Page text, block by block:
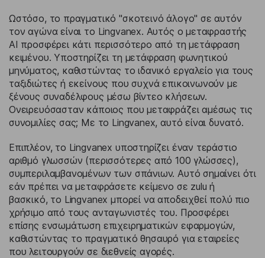
Ωστόσο, το πραγματικό "σκοτεινό άλογο" σε αυτόν
τον αγώνα είναι το Lingvanex. Αυτός ο μεταφραστής
AI προσφέρει κάτι περισσότερο από τη μετάφραση
κειμένου. Υποστηρίζει τη μετάφραση φωνητικού
μηνύματος, καθιστώντας το ιδανικό εργαλείο για τους
ταξιδιώτες ή εκείνους που συχνά επικοινωνούν με
ξένους συναδέλφους μέσω βίντεο κλήσεων.
Ονειρευόσασταν κάποιος που μεταφράζει αμέσως τις
συνομιλίες σας; Με το Lingvanex, αυτό είναι δυνατό.
Επιπλέον, το Lingvanex υποστηρίζει έναν τεράστιο
αριθμό γλωσσών (περισσότερες από 100 γλώσσες),
συμπεριλαμβανομένων των σπάνιων. Αυτό σημαίνει ότι
εάν πρέπει να μεταφράσετε κείμενο σε zulu ή
βασκικό, το Lingvanex μπορεί να αποδειχθεί πολύ πιο
χρήσιμο από τους ανταγωνιστές του. Προσφέρει
επίσης ενσωμάτωση επιχειρηματικών εφαρμογών,
καθιστώντας το πραγματικό θησαυρό για εταιρείες
που λειτουργούν σε διεθνείς αγορές.